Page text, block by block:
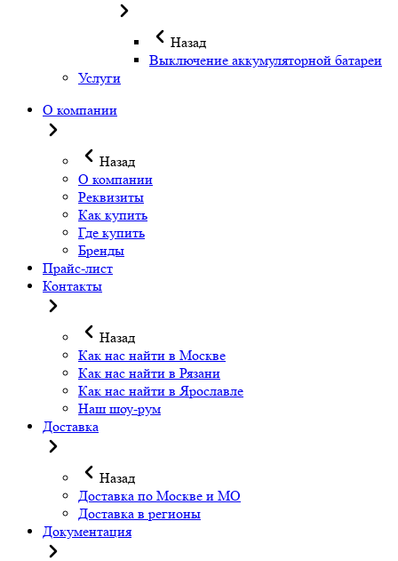
Назад
Выключение аккумуляторной батареи
Услуги
О компании
Назад
О компании
Реквизиты
Как купить
Где купить
Бренды
Прайс-лист
Контакты
Назад
Как нас найти в Москве
Как нас найти в Рязани
Как нас найти в Ярославле
Наш шоу-рум
Доставка
Назад
Доставка по Москве и МО
Доставка в регионы
Документация